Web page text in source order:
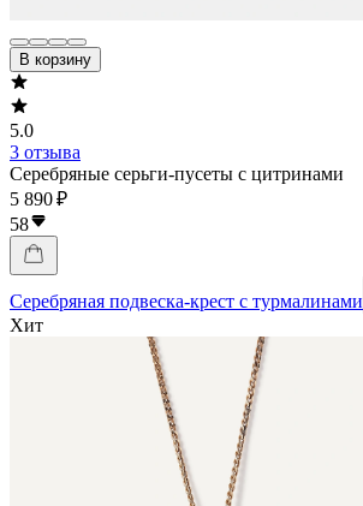
В корзину
5.0
3 отзыва
Серебряные серьги-пусеты с цитринами
5 890 ₽
58
Серебряная подвеска-крест с турмалинами
Хит